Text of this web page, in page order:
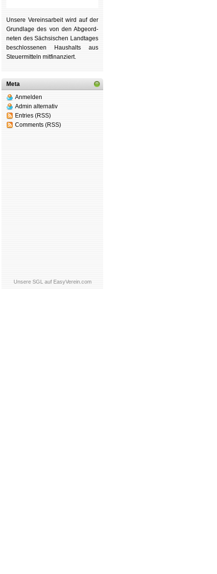
Unsere Ver­eins­ar­beit wird auf der
Grund­lage des von den Ab­ge­ord­
ne­ten des Säch­si­schen Land­tages
be­schlos­se­nen Haus­halts aus
Steu­er­mitteln mit­fi­nan­ziert.
Meta
Anmelden
Admin alternativ
Entries (RSS)
Comments (RSS)
Unsere SGL auf EasyVerein.com